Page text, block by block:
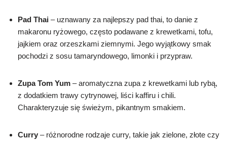
Pad Thai – uznawany za najlepszy pad thai, to danie z
makaronu ryżowego, często podawane z krewetkami, tofu,
jajkiem oraz orzeszkami ziemnymi. Jego wyjątkowy smak
pochodzi z sosu tamaryndowego, limonki i przypraw.
Zupa Tom Yum – aromatyczna zupa z krewetkami lub rybą,
z dodatkiem trawy cytrynowej, liści kaffiru i chili.
Charakteryzuje się świeżym, pikantnym smakiem.
Curry – różnorodne rodzaje curry, takie jak zielone, złote czy